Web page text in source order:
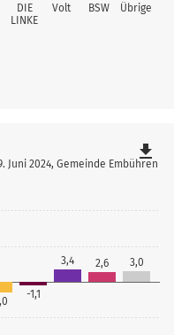
DIE
LINKE
Volt BSW Übrige
-1,1
3,4 2,6 3,0
Juni 2024, Gemeinde Embühren
file_download